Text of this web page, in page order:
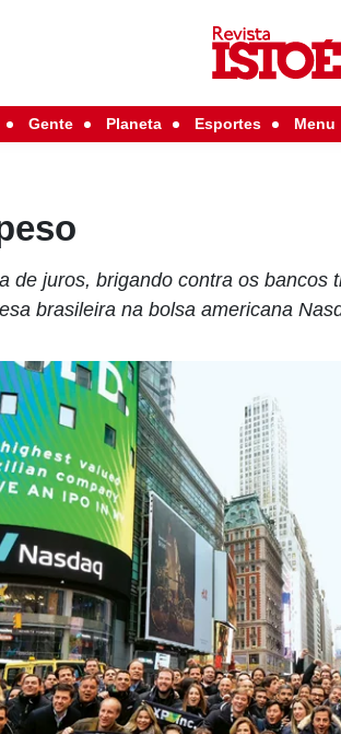
Gente Planeta Esportes Menu
de juros, brigando contra os bancos
brasileira na bolsa americana